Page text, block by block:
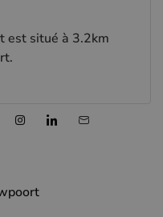
est situé à 3.2km